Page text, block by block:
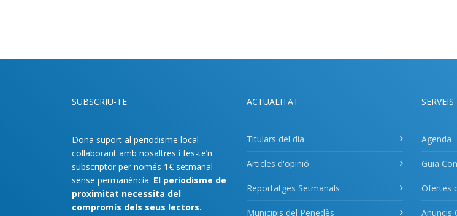
SUBSCRIU-TE
Dona suport al periodisme local
col·laborant amb nosaltres i fes-te’n
subscriptor per només 1€ setmanal
sense permanència. El periodisme de
proximitat necessita del
compromís dels seus lectors.
ACTUALITAT
Titulars del dia
Articles d'opinió
Reportatges Setmanals
Municipis del Penedès
Agenda
Guia
Ofertes
Anuncis